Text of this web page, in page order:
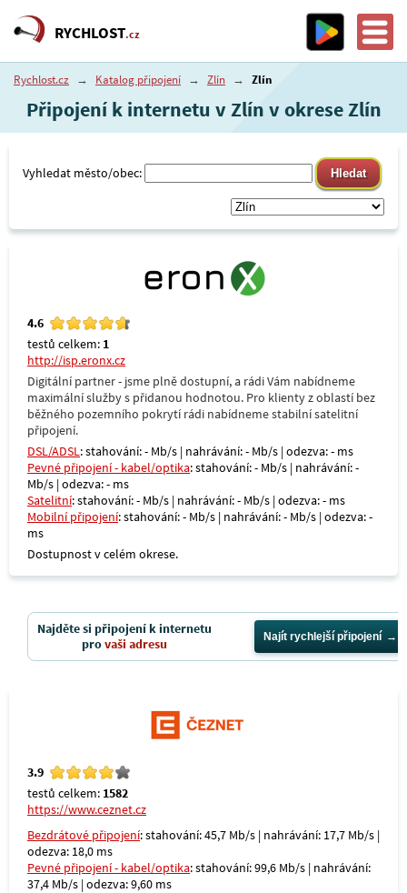
RYCHLOST.cz
Rychlost.cz → Katalog připojení → Zlín → Zlín
Připojení k internetu v Zlín v okrese Zlín
Vyhledat město/obec:
4.6
testů celkem: 1
http://isp.eronx.cz
Digitální partner - jsme plně dostupní, a rádi Vám nabídneme
maximální služby s přidanou hodnotou. Pro klienty z oblastí bez
běžného pozemního pokrytí rádi nabídneme stabilní satelitní
připojení.
DSL/ADSL: stahování: - Mb/s | nahrávání: - Mb/s | odezva: - ms
Pevné připojení - kabel/optika: stahování: - Mb/s | nahrávání: -
Mb/s | odezva: - ms
Satelitní: stahování: - Mb/s | nahrávání: - Mb/s | odezva: - ms
Mobilní připojení: stahování: - Mb/s | nahrávání: - Mb/s | odezva: -
ms
Dostupnost v celém okrese.
Najděte si připojení k internetu
provaši adresu Najít rychlejší připojení
3.9
testů celkem: 1582
https://www.ceznet.cz
Bezdrátové připojení: stahování: 45,7 Mb/s | nahrávání: 17,7 Mb/s |
odezva: 18,0 ms
Pevné připojení - kabel/optika: stahování: 99,6 Mb/s | nahrávání:
37,4 Mb/s | odezva: 9,60 ms